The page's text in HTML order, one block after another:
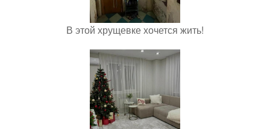
В этой хрущевке хочется жить!